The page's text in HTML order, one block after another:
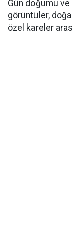
Gün doğumu ve
görüntüler,
özel kareler